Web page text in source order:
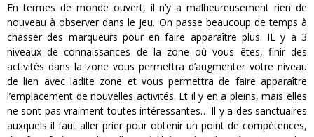
En termes de monde ouvert, il n’y a malheureusement rien de
nouveau à observer dans le jeu. On passe beaucoup de temps à
chasser des marqueurs pour en faire apparaître plus. IL y a 3
niveaux de connaissances de la zone où vous êtes, finir des
activités dans la zone vous permettra d’augmenter votre niveau
de lien avec ladite zone et vous permettra de faire apparaître
l’emplacement de nouvelles activités. Et il y en a pleins, mais elles
ne sont pas vraiment toutes intéressantes… Il y a des sanctuaires
auxquels il faut aller prier pour obtenir un point de compétences,